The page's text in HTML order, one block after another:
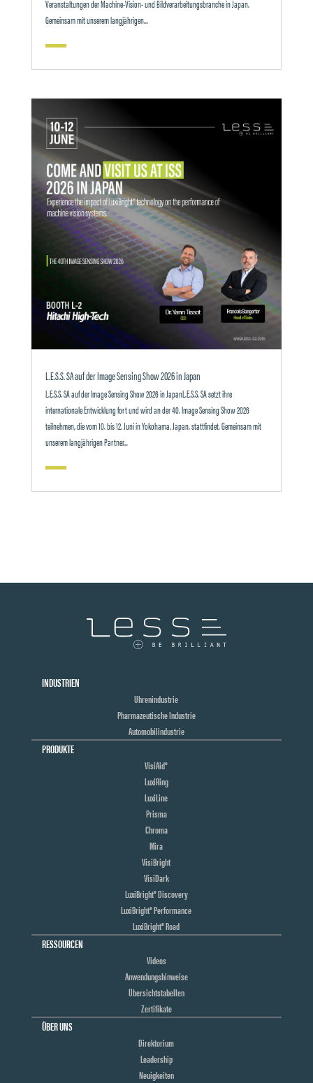
Veranstaltungen der Machine-Vision- und Bildverarbeitungsbranche in Japan.
Gemeinsam mit unserem langjährigen...
L.E.S.S. SA auf der Image Sensing Show 2026 in Japan
L.E.S.S. SA auf der Image Sensing Show 2026 in JapanL.E.S.S. SA setzt ihre
internationale Entwicklung fort und wird an der 40. Image Sensing Show 2026
teilnehmen, die vom 10. bis 12. Juni in Yokohama, Japan, stattfindet. Gemeinsam mit
unserem langjährigen Partner...
INDUSTRIEN
Uhrenindustrie
Pharmazeutische Industrie
Automobilindustrie
PRODUKTE
VisiAid®
LuxiRing
LuxiLine
Prisma
Chroma
Mira
VisiBright
VisiDark
LuxiBright® Discovery
LuxiBright® Performance
LuxiBright® Road
RESSOURCEN
Videos
Anwendungshinweise
Übersichtstabellen
Zertifikate
ÜBER UNS
Direktorium
Leadership
Neuigkeiten